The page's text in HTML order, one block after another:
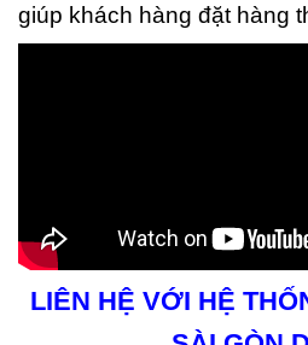
giúp khách hàng đặt hàng
LIÊN HỆ VỚI HỆ